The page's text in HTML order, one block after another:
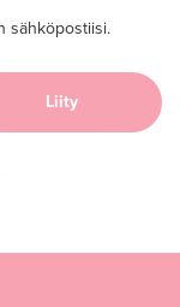
sähköpostiisi.